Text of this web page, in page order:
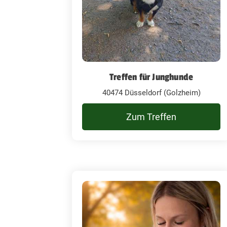
Treffen für Junghunde
40474 Düsseldorf (Golzheim)
Zum Treffen